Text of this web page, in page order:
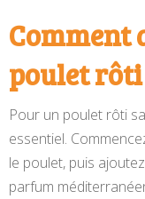
Comment
poulet rôti
Pour un poulet rôti
essentiel.
le poulet, puis
parfum